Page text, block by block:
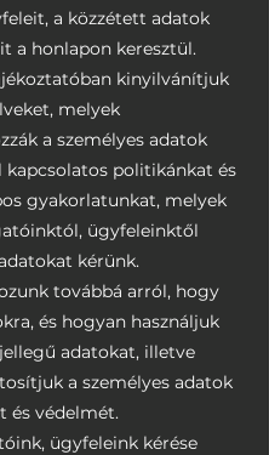
a közzétett adatok
a honlapon keresztül.
kinyilvánítjuk
melyek
a személyes adatok
kapcsolatos politikánkat és
gyakorlatunkat, melyek
ügyfeleinktől
kérünk.
továbbá arról, hogy
és hogyan használjuk
adatokat, illetve
a személyes adatok
és védelmét.
ügyfeleink kérése